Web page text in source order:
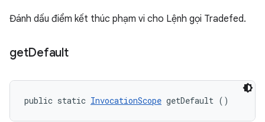
Đánh dấu điểm kết thúc phạm vi cho Lệnh gọi Tradefed.
getDefault
public static InvocationScope getDefault ()